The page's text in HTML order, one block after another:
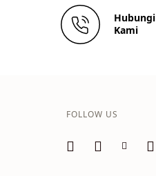
Hubungi
Kami
FOLLOW US